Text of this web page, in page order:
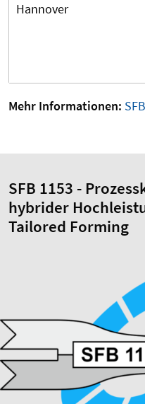
Hannover
Mehr Informationen:
SFB 1153 -
hybrider
Tailored Forming